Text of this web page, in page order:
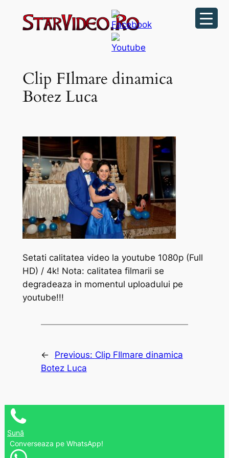
Clip FIlmare dinamica
Botez Luca
Setati calitatea video la youtube 1080p (Full
HD) / 4k! Nota: calitatea filmarii se
degradeaza in momentul uploadului pe
youtube!!!
← Previous: Clip FIlmare dinamica
Botez Luca
Sună
Converseaza pe WhatsApp!